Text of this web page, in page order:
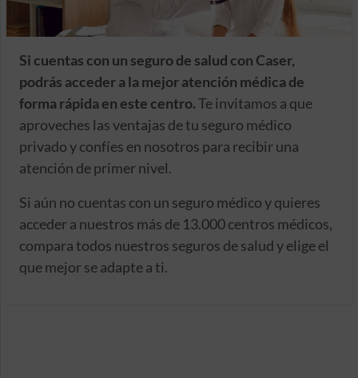
Si cuentas con un seguro de salud con Caser,
podrás acceder a la mejor atención médica de
forma rápida en este centro.Te invitamos a que
aproveches las ventajas de tu seguro médico
privado y confíes en nosotros para recibir una
atención de primer nivel.
Si aún no cuentas con un seguro médico y quieres
acceder a nuestros más de 13.000 centros médicos,
compara todos nuestros seguros de salud y elige el
que mejor se adapte a ti.